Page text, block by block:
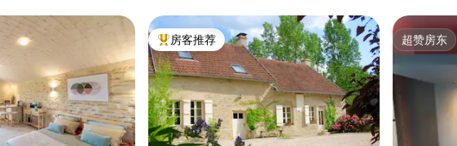
热门「房客推荐」
房客推荐 超赞房东
超赞房东